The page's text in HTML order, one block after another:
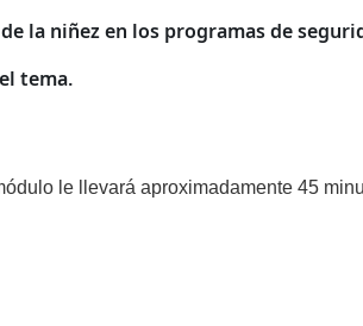
la niñez en los programas de
tema.
le llevará aproximadamente 45